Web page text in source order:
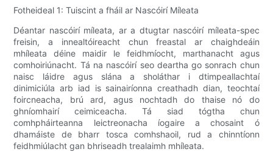
Fotheideal 1: Tuiscint a fháil ar Nascóirí Míleata
Déantar nascóirí míleata, ar a dtugtar nascóirí míleata-spec
freisin, a innealtóireacht chun freastal ar chaighdeáin
mhíleata déine maidir le feidhmíocht, marthanacht agus
comhoiriúnacht. Tá na nascóirí seo deartha go sonrach chun
naisc láidre agus slána a sholáthar i dtimpeallachtaí
dinimiciúla arb iad is sainairíonna creathadh dian, teochtaí
foircneacha, brú ard, agus nochtadh do thaise nó do
ghníomhairí ceimiceacha. Tá siad tógtha chun
comhpháirteanna leictreonacha íogaire a chosaint ó
dhamáiste de bharr tosca comhshaoil, rud a chinntíonn
feidhmiúlacht gan bhriseadh trealaimh mhíleata.